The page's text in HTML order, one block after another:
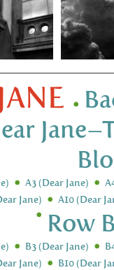
A3 (Dear Jane)
Jane)
A10 (Dear
Row
B3 (Dear Jane)
Jane)
B10 (Dear